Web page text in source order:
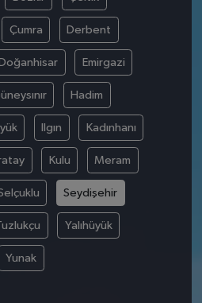
Çumra Derbent
Emirgazi
Hadim
Ilgın Kadınhanı
Kulu Meram
Seydişehir
Yalıhüyük
Yunak